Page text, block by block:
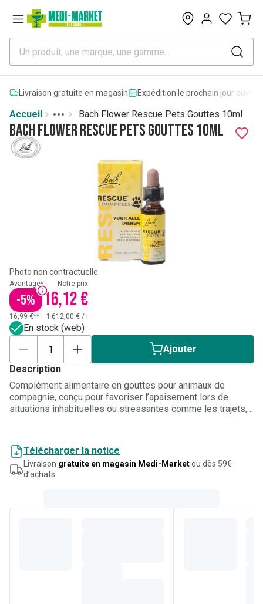
0
Livraison gratuite en magasin Expédition le prochain jour
Accueil
More
Toggle menu
Bach Flower Rescue Pets Gouttes 10ml
Bach Flower Rescue Pets Gouttes 10ml
Photo non contractuelle
Avantage*
-5%
Notre prix
16,12 €
16,99 €** 1 612,00 € /
En stock (web)
Ajouter
Description
Complément alimentaire en gouttes pour animaux de
compagnie, conçu pour favoriser l’apaisement lors de
situations inhabituelles ou stressantes comme les trajets,
l’eau et un mélange de fleurs comprenant hélianthème,
clématite, impatiente, prunier-cerise et étoile de Bethléem.
S’utilise facilement dans l’eau, l’alimentation ou sur une
friandise, selon les besoins de l’animal.
Télécharger la notice
Livraison gratuite en magasin Medi-Marketou dès 59€
d’achats.